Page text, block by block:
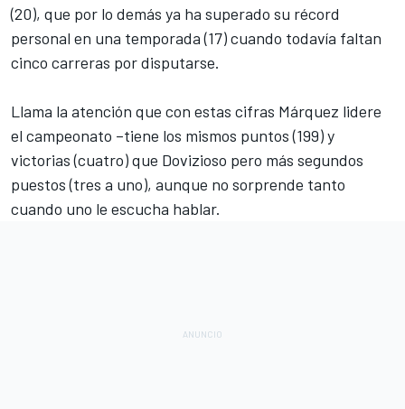
(20), que por lo demás ya ha superado su récord
personal en una temporada (17) cuando todavía faltan
cinco carreras por disputarse.
Llama la atención que con estas cifras Márquez lidere
el campeonato –tiene los mismos puntos (199) y
victorias (cuatro) que Dovizioso pero más segundos
puestos (tres a uno), aunque no sorprende tanto
cuando uno le escucha hablar.